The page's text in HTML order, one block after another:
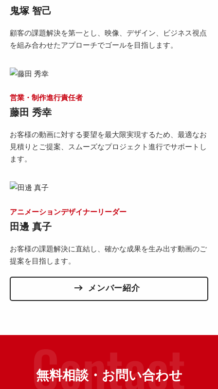
鬼塚 智己
顧客の課題解決を第一とし、映像、デザイン、ビジネス視点
を組み合わせたアプローチでゴールを目指します。
営業・制作進行責任者
藤田 秀幸
お客様の動画に対する要望を最大限実現するため、最適なお
見積りとご提案、スムーズなプロジェクト進行でサポートし
ます。
アニメーションデザイナーリーダー
田邊 真子
お客様の課題解決に直結し、確かな成果を生み出す動画のご
提案を目指します。
メンバー紹介
無料相談・お問い合わせ